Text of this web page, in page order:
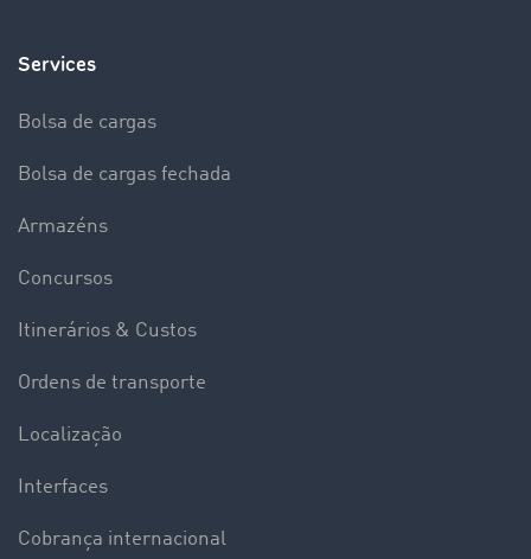
Services
Bolsa de cargas
Bolsa de cargas fechada
Armazéns
Concursos
Itinerários & Custos
Ordens de transporte
Localização
Interfaces
Cobrança internacional